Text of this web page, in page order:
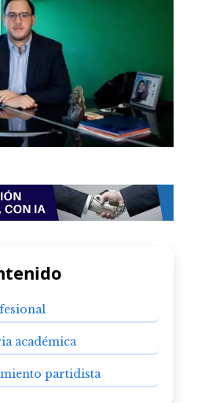
académica
partidista